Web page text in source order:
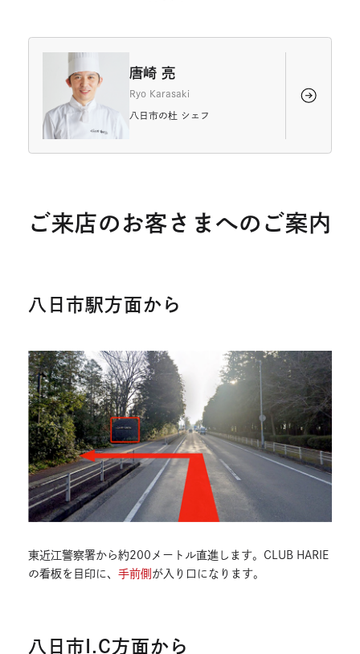
ン
開
き
唐崎 亮
Ryo Karasaki
八日市の杜 シェフ
ご来店のお客さまへのご案内
八日市駅方面から
東近江警察署から約200メートル直進します。CLUB HARIE
の看板を目印に、 手前側 が入り口になります。
八日市I.C方面から